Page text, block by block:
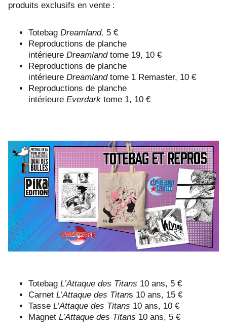
produits exclusifs en vente :
Totebag Dreamland, 5 €
Reproductions de planche
intérieure Dreamlandtome 19, 10 €
Reproductions de planche
intérieure Dreamland tome 1 Remaster, 10 €
Reproductions de planche
intérieure Everdark tome 1, 10 €
Totebag L’Attaque des Titans 10 ans, 5 €
Carnet L’Attaque des Titans 10 ans, 15 €
Tasse L’Attaque des Titans 10 ans, 10 €
Magnet L’Attaque des Titans 10 ans, 5 €